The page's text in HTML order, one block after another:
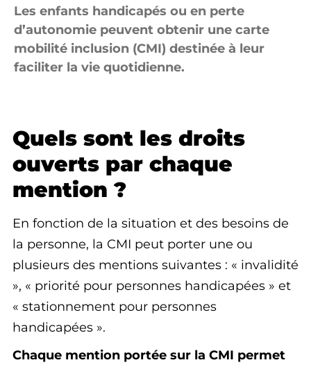
Les enfants handicapés ou en perte
d’autonomie peuvent obtenir une carte
mobilité inclusion (CMI) destinée à leur
faciliter la vie quotidienne.
Quels sont les droits
ouverts par chaque
mention ?
En fonction de la situation et des besoins de
la personne, la CMI peut porter une ou
plusieurs des mentions suivantes : « invalidité
», « priorité pour personnes handicapées » et
« stationnement pour personnes
handicapées ».
Chaque mention portée sur la CMI permet